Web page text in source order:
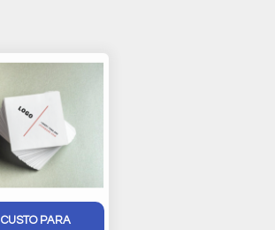
CUSTO PARA